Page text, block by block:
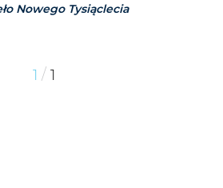
Nowego Tysiąclecia
1 / 1